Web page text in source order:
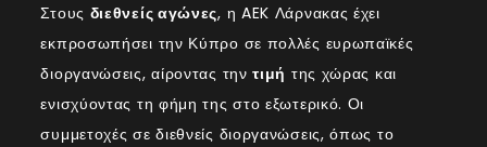
Στους διεθνείς αγώνες, η AEK Λάρνακας έχει
εκπροσωπήσει την Κύπρο σε πολλές ευρωπαϊκές
διοργανώσεις, αίροντας τηντιμή της χώρας και
ενισχύοντας τη φήμη της στο εξωτερικό. Οι
συμμετοχές σε διεθνείς διοργανώσεις, όπως το